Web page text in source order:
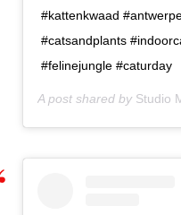
#kattenkwaad
#catsandplants
#felinejungle #caturday
A post shared by Studio